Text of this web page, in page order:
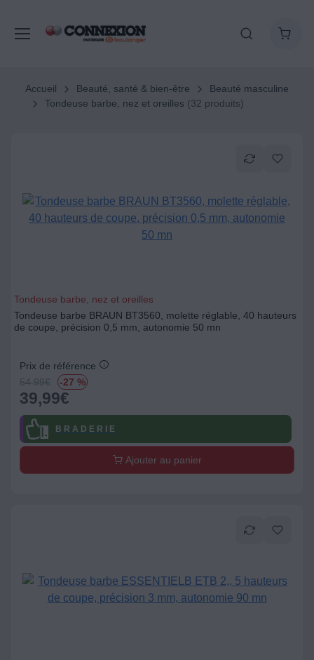
Accueil Beauté, santé & bien-être
Beauté masculine
Tondeuse barbe, nez et oreilles (32 produits)
Tondeuse barbe, nez et oreilles
Tondeuse barbe BRAUN BT3560, molette réglable, 40 hauteurs
de coupe, précision 0,5 mm, autonomie 50 mn
Prix de référence
54.99€ -27 %
39,99€
B R A D E R I E
Ajouter au panier